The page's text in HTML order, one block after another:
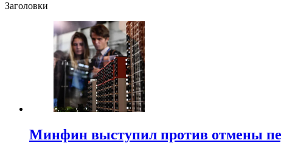
Заголовки
Минфин выступил против отмены